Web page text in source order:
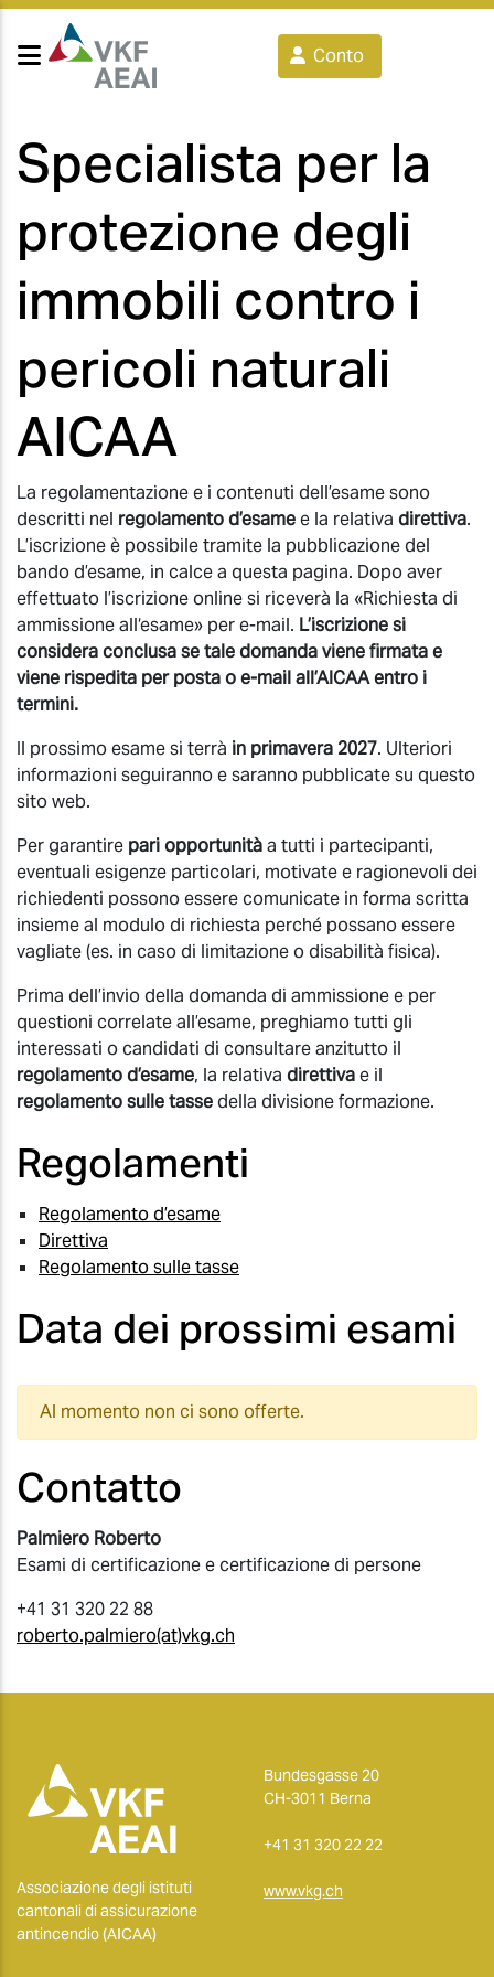
Conto
Specialista per la
protezione degli
immobili contro i
pericoli naturali
AICAA
La regolamentazione e i contenuti dell’esame sono
descritti nel regolamento d’esamee la relativa direttiva.
L’iscrizione è possibile tramite la pubblicazione del
bando d’esame, in calce a questa pagina. Dopo aver
effettuato l’iscrizione online si riceverà la «Richiesta di
ammissione all‘esame» per e-mail. L’iscrizione si
considera conclusa se tale domanda viene firmata e
viene rispedita per posta o e-mail all’AICAA entro i
termini.
Il prossimo esame si terrà in primavera 2027. Ulteriori
informazioni seguiranno e saranno pubblicate su questo
sito web.
Per garantire pari opportunitàa tutti i partecipanti,
eventuali esigenze particolari, motivate e ragionevoli dei
richiedenti possono essere comunicate in forma scritta
insieme al modulo di richiesta perché possano essere
vagliate (es. in caso di limitazione o disabilità fisica).
Prima dell’invio della domanda di ammissione e per
questioni correlate all’esame, preghiamo tutti gli
interessati o candidati di consultare anzitutto il
regolamento d’esame, la relativa direttivae il
regolamento sulle tassedella divisione formazione.
Regolamenti
Regolamento d’esame
Direttiva
Regolamento sulle tasse
Data dei prossimi esami
Al momento non ci sono offerte.
Contatto
Palmiero Roberto
Esami di certificazione e certificazione di persone
+41 31 320 22 88
roberto.palmiero(at)vkg.ch
Associazione degli istituti
cantonali di assicurazione
antincendio (AICAA)
Bundesgasse 20
CH-3011 Berna
+41 31 320 22 22
www.vkg.ch